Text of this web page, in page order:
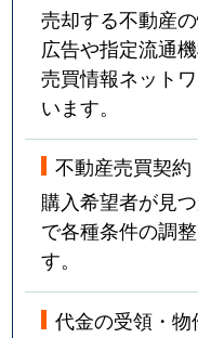
売却する不動産
広告や指定流通
売買情報ネット
います。
不動産売買契約
購入希望者が見
で各種条件の調
す。
代金の受領・物